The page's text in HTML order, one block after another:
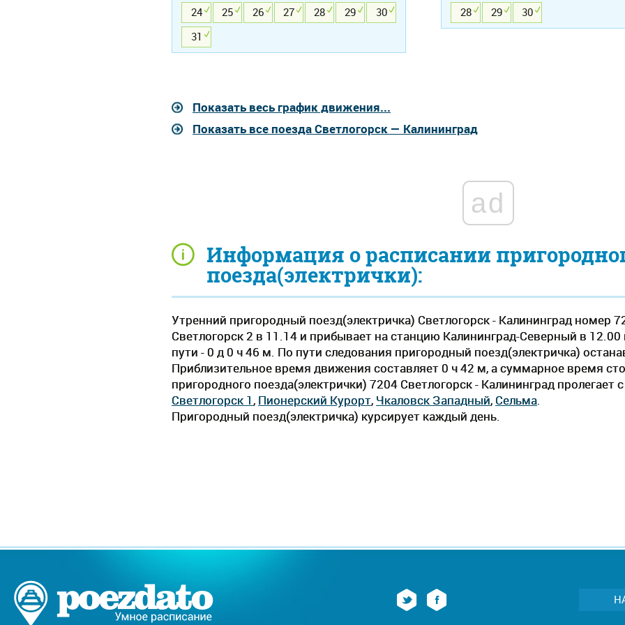
Информация о расписании
поезда(электрички):
Утренний пригородный поезд(электричка) Светлогорск - Калининград номер
Светлогорск 2 в 11.14 и прибывает на станцию Калининград-Северный в
пути - 0 д 0 ч 46 м. По пути следования пригородный поезд(электричка)
Приблизительное время движения составляет 0 ч 42 м, а суммарное время
пригородного поезда(электрички) 7204 Светлогорск - Калининград
Светлогорск 1, Пионерский Курорт, Чкаловск Западный, Сельма.
Пригородный поезд(электричка) курсирует каждый день.
24 25 26 27 28 29
30
31
28 29 30
Показать весь график движения...
Показать все поезда Светлогорск — Калининград
ad